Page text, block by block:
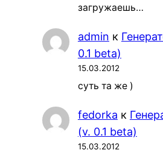
загружаешь…
admin к
0.1 beta)
15.03.2012
суть та же )
fedorka к
(v. 0.1 beta)
15.03.2012